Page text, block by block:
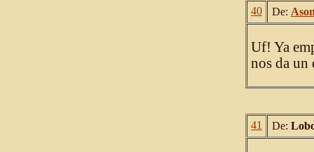
40 De:
Uf! Ya
nos da un
41 De: